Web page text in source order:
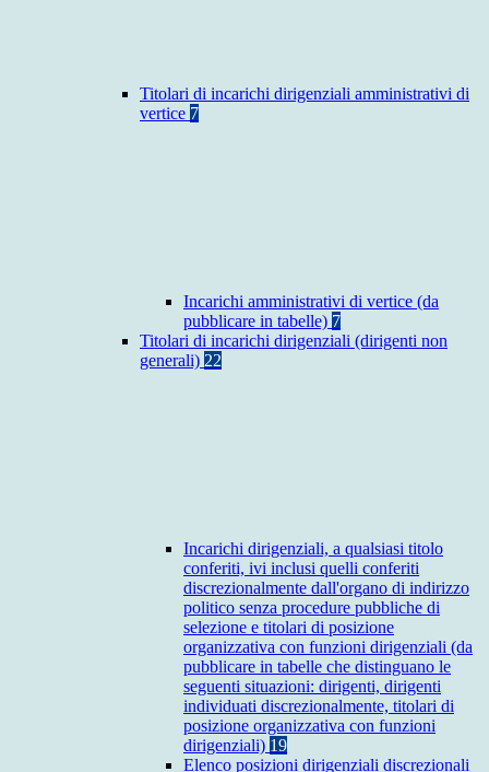
Titolari di incarichi dirigenziali amministrativi di
vertice 7
Incarichi amministrativi di vertice (da
pubblicare in tabelle) 7
Titolari di incarichi dirigenziali (dirigenti non
generali) 22
Incarichi dirigenziali, a qualsiasi titolo
conferiti, ivi inclusi quelli conferiti
discrezionalmente dall'organo di indirizzo
politico senza procedure pubbliche di
selezione e titolari di posizione
organizzativa con funzioni dirigenziali (da
pubblicare in tabelle che distinguano le
seguenti situazioni: dirigenti, dirigenti
individuati discrezionalmente, titolari di
posizione organizzativa con funzioni
dirigenziali) 19
Elenco posizioni dirigenziali discrezionali